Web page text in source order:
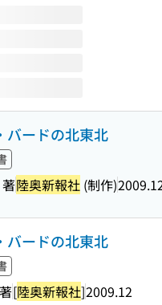
バードの北東北
陸奥新報社 (制作)
バードの北東北
[陸奥新報社]2009.12